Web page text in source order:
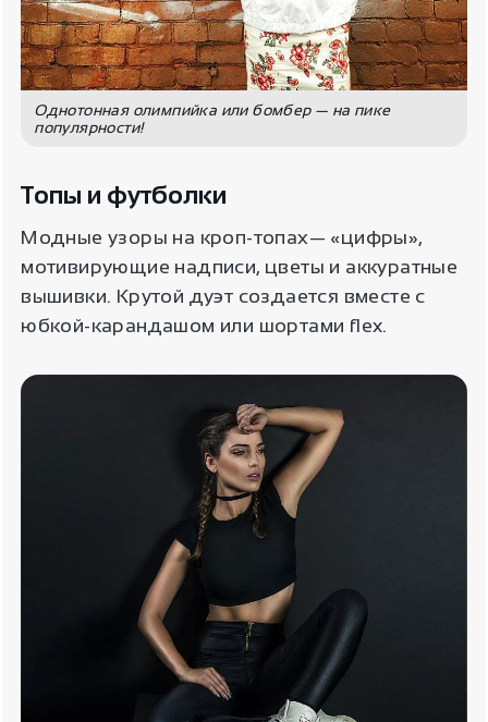
Однотонная олимпийка или бомбер — на пике
популярности!
Топы и футболки
Модные узоры на кроп-топах— «цифры»,
мотивирующие надписи, цветы и аккуратные
вышивки. Крутой дуэт создается вместе с
юбкой-карандашом или шортами flex.